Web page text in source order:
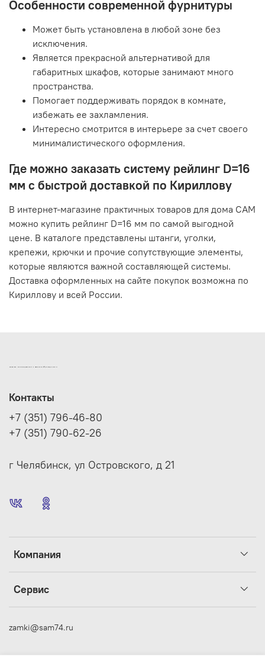
Особенности современной фурнитуры
Может быть установлена в любой зоне без
исключения.
Является прекрасной альтернативой для
габаритных шкафов, которые занимают много
пространства.
Помогает поддерживать порядок в комнате,
избежать ее захламления.
Интересно смотрится в интерьере за счет своего
минималистического оформления.
Где можно заказать систему рейлинг D=16
мм с быстрой доставкой по Кириллову
В интернет-магазине практичных товаров для дома САМ
можно купить рейлинг D=16 мм по самой выгодной
цене. В каталоге представлены штанги, уголки,
крепежи, крючки и прочие сопутствующие элементы,
которые являются важной составляющей системы.
Доставка оформленных на сайте покупок возможна по
Кириллову и всей России.
Компания
Сервис
Контакты
+7 (351) 796-46-80
+7 (351) 790-62-26
г Челябинск, ул Островского, д 21
zamki@sam74.ru